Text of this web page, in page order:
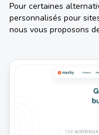
Pour certaines
personnalisés pour
nous vous proposons